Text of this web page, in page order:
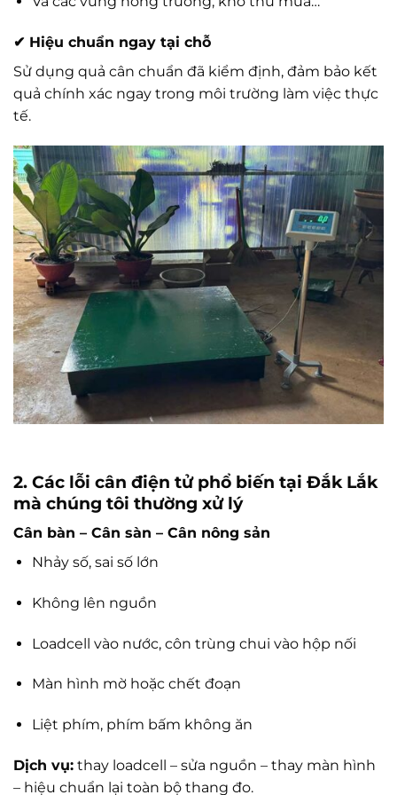
✔ Hiệu chuẩn ngay tại chỗ
Sử dụng quả cân chuẩn đã kiểm định, đảm bảo kết
quả chính xác ngay trong môi trường làm việc thực
tế.
2. Các lỗi cân điện tử phổ biến tại Đắk Lắk
mà chúng tôi thường xử lý
Cân bàn – Cân sàn – Cân nông sản
Nhảy số, sai số lớn
Không lên nguồn
Loadcell vào nước, côn trùng chui vào hộp nối
Màn hình mờ hoặc chết đoạn
Liệt phím, phím bấm không ăn
Dịch vụ: thay loadcell – sửa nguồn – thay màn hình
– hiệu chuẩn lại toàn bộ thang đo.